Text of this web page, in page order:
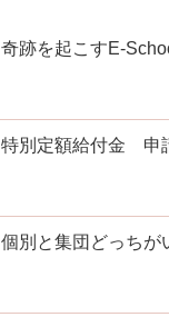
奇跡を起こすE-
特別定額給付金 申
個別と集団どっちが